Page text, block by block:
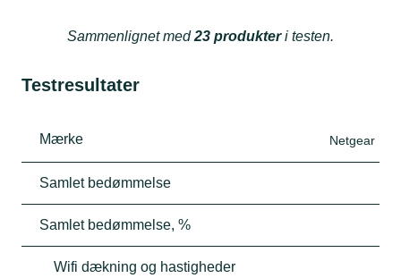
Sammenlignet med23 produkteri testen.
Testresultater
Mærke Netgear
Samlet bedømmelse
Samlet bedømmelse, %
Wifi dækning og hastigheder